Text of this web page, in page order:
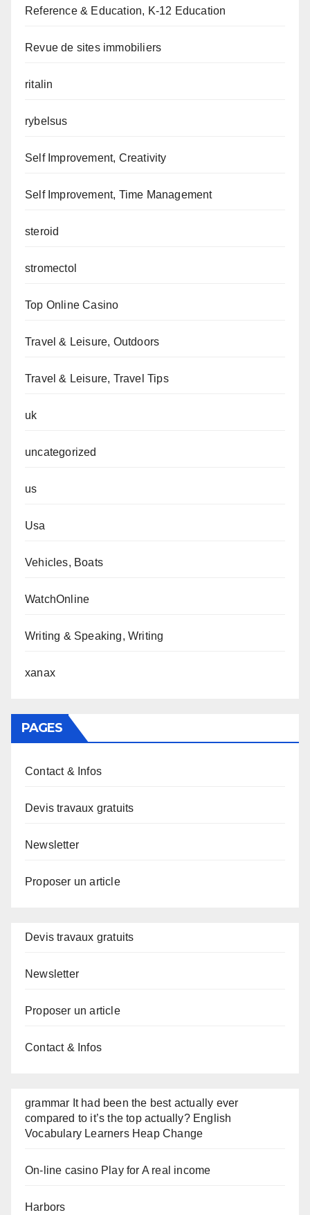
Reference & Education, K-12 Education
Revue de sites immobiliers
ritalin
rybelsus
Self Improvement, Creativity
Self Improvement, Time Management
steroid
stromectol
Top Online Casino
Travel & Leisure, Outdoors
Travel & Leisure, Travel Tips
uk
uncategorized
us
Usa
Vehicles, Boats
WatchOnline
Writing & Speaking, Writing
xanax
PAGES
Contact & Infos
Devis travaux gratuits
Newsletter
Proposer un article
Devis travaux gratuits
Newsletter
Proposer un article
Contact & Infos
grammar It had been the best actually ever
compared to it’s the top actually? English
Vocabulary Learners Heap Change
On-line casino Play for A real income
Harbors